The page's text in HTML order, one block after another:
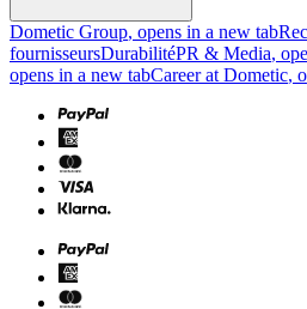
Dometic Group, opens in a new tab
fournisseursDurabilitéPR & Media,
opens in a new tabCareer at Dometic,